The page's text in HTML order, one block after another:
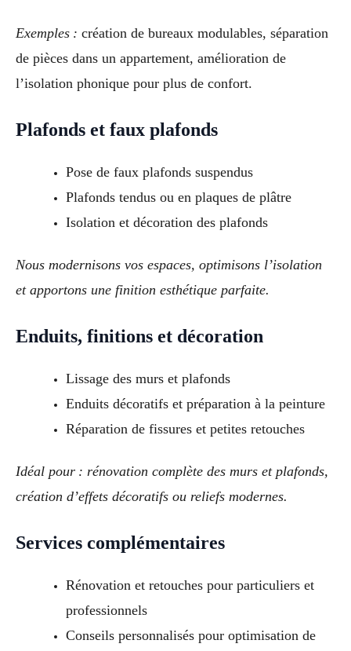
Exemples : création de bureaux modulables, séparation
de pièces dans un appartement, amélioration de
l’isolation phonique pour plus de confort.
Plafonds et faux plafonds
Pose de faux plafonds suspendus
Plafonds tendus ou en plaques de plâtre
Isolation et décoration des plafonds
Nous modernisons vos espaces, optimisons l’isolation
et apportons une finition esthétique parfaite.
Enduits, finitions et décoration
Lissage des murs et plafonds
Enduits décoratifs et préparation à la peinture
Réparation de fissures et petites retouches
Idéal pour : rénovation complète des murs et plafonds,
création d’effets décoratifs ou reliefs modernes.
Services complémentaires
Rénovation et retouches pour particuliers et
professionnels
Conseils personnalisés pour optimisation de